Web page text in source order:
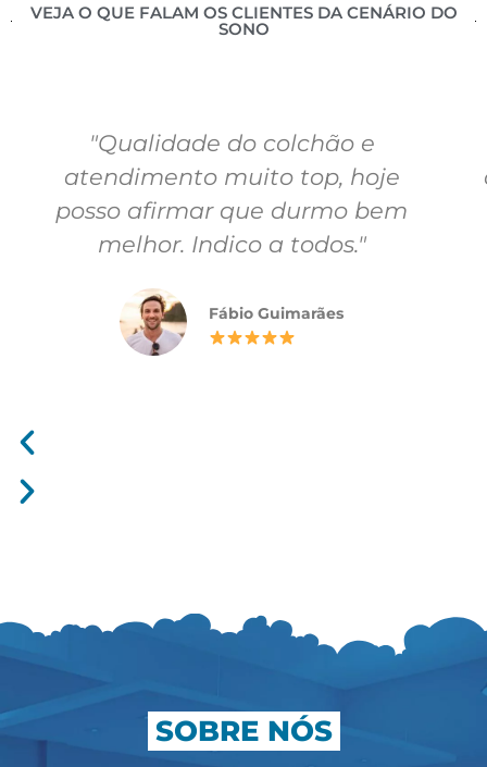
VEJA O QUE FALAM OS CLIENTES DA CENÁRIO DO
SONO
"Qualidade do colchão e
atendimento muito top, hoje
posso afirmar que durmo bem
melhor. Indico a todos."
Fábio Guimarães
SOBRE NÓS